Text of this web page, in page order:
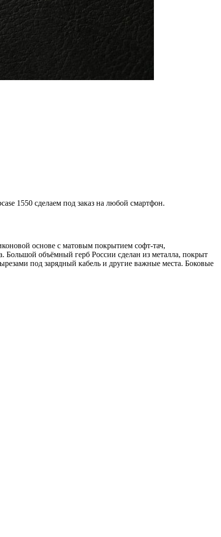
1550 сделаем под заказ на любой смартфон.
основе с матовым покрытием софт-тач,
объёмный герб России сделан из металла, покрыт
под зарядный кабель и другие важные места. Боковые